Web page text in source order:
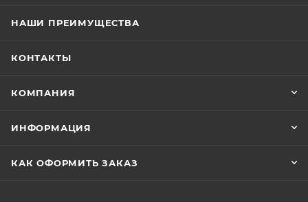
НАШИ ПРЕИМУЩЕСТВА
КОНТАКТЫ
КОМПАНИЯ
ИНФОРМАЦИЯ
КАК ОФОРМИТЬ ЗАКАЗ